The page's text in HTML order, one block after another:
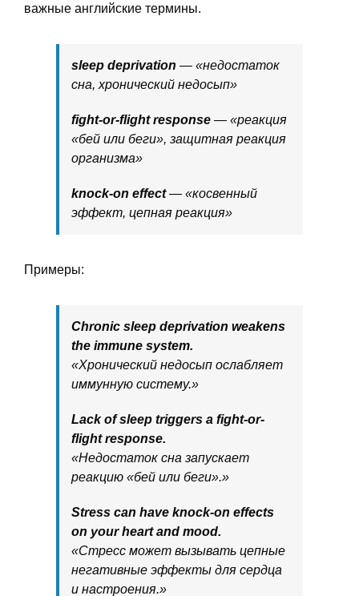
важные английские термины.
sleep deprivation — «недостаток
сна, хронический недосып»
fight-or-flight response — «реакция
«бей или беги», защитная реакция
организма»
knock-on effect— «косвенный
эффект, цепная реакция»
Примеры:
Chronic sleep deprivation weakens
the immune system.
«Хронический недосып ослабляет
иммунную систему.»
Lack of sleep triggers a fight-or-
flight response.
«Недостаток сна запускает
реакцию «бей или беги».»
Stress can have knock-on effects
on your heart and mood.
«Стресс может вызывать цепные
негативные эффекты для сердца
и настроения.»